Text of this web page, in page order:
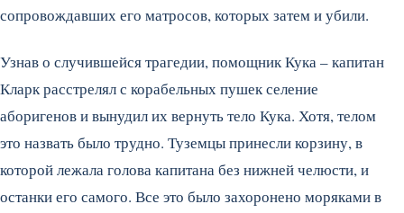
сопровождавших его матросов, которых затем и убили.
Узнав о случившейся трагедии, помощник Кука – капитан
Кларк расстрелял с корабельных пушек селение
аборигенов и вынудил их вернуть тело Кука. Хотя, телом
это назвать было трудно. Туземцы принесли корзину, в
которой лежала голова капитана без нижней челюсти, и
останки его самого. Все это было захоронено моряками в